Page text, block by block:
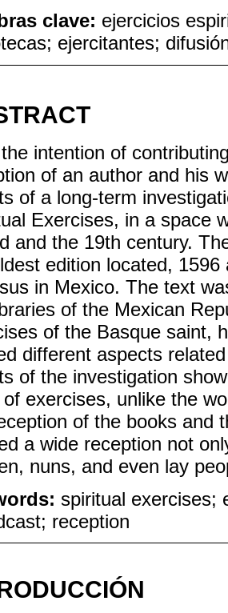
clave: ejercicios
ejercitantes;
intention of
of an author and his
of a long-term
Exercises, in a space
and the 19th century.
edition located,
in Mexico. The text
of the Mexican
of the Basque saint,
different aspects
of the investigation
of exercises, unlike the
of the books and
a wide reception not
nuns, and even lay
spiritual exercises;
reception